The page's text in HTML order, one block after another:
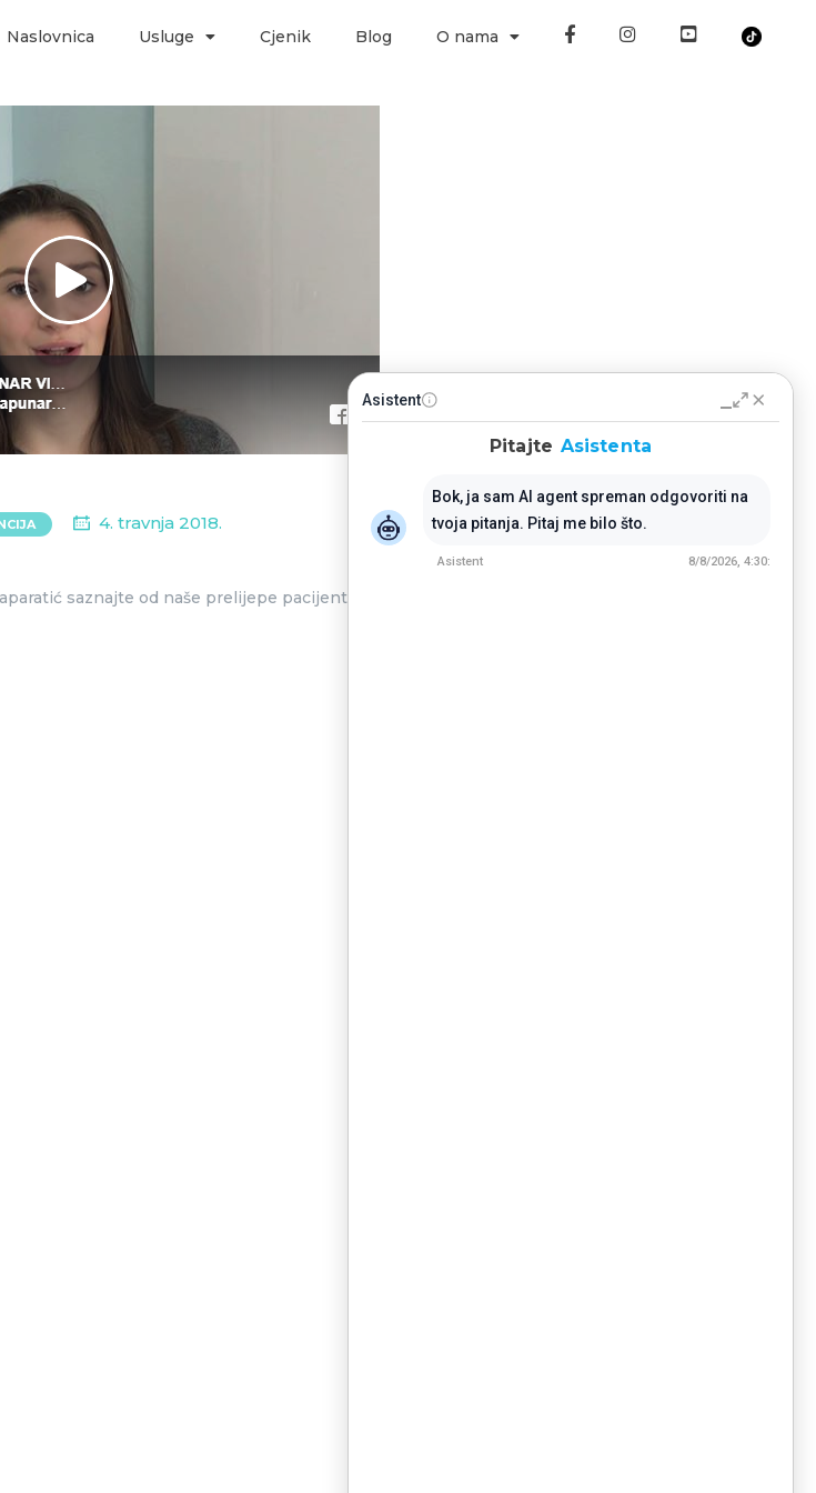
Naslovnica Usluge Cjenik Blog O nama Prati nasprati nasyt tiktok
4. travnja 2018.
saznajte od naše prelijepe pacijentice.
Asistent
Pitajte Asistenta
Bok, ja sam AI agent spreman odgovoriti na
tvoja pitanja. Pitaj me bilo što.
Asistent 8/8/2026, 4:30: